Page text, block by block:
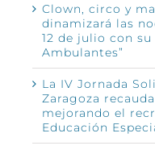
Clown, circo y
dinamizará las
12 de julio con
Ambulantes”
La IV Jornada
Zaragoza
mejorando el
Educación